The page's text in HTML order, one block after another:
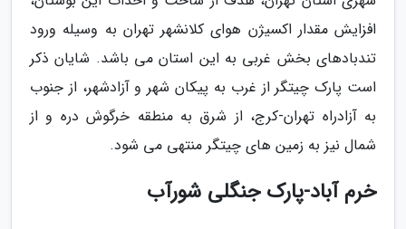
افزایش مقدار اکسیژن هوای کلانشهر تهران به وسیله ورود
تندبادهای بخش غربی به این استان می باشد. شایان ذکر
است پارک چیتگر از غرب به پیکان شهر و آزادشهر، از جنوب
به آزادراه تهران-کرج، از شرق به منطقه خرگوش دره و از
شمال نیز به زمین های چیتگر منتهی می شود.
خرم آباد-پارک جنگلی شورآب